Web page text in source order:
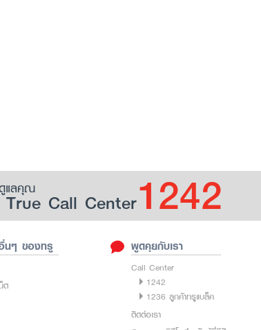
แลคุณ
Call Center1242
นๆ ของทรู
ต
พูดคุยกับเรา
Call Center
1242
1236 ลูกค้าทรูแบล็ค
ติดต่อเรา